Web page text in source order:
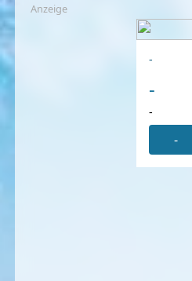
Anzeige
-
-
-
-